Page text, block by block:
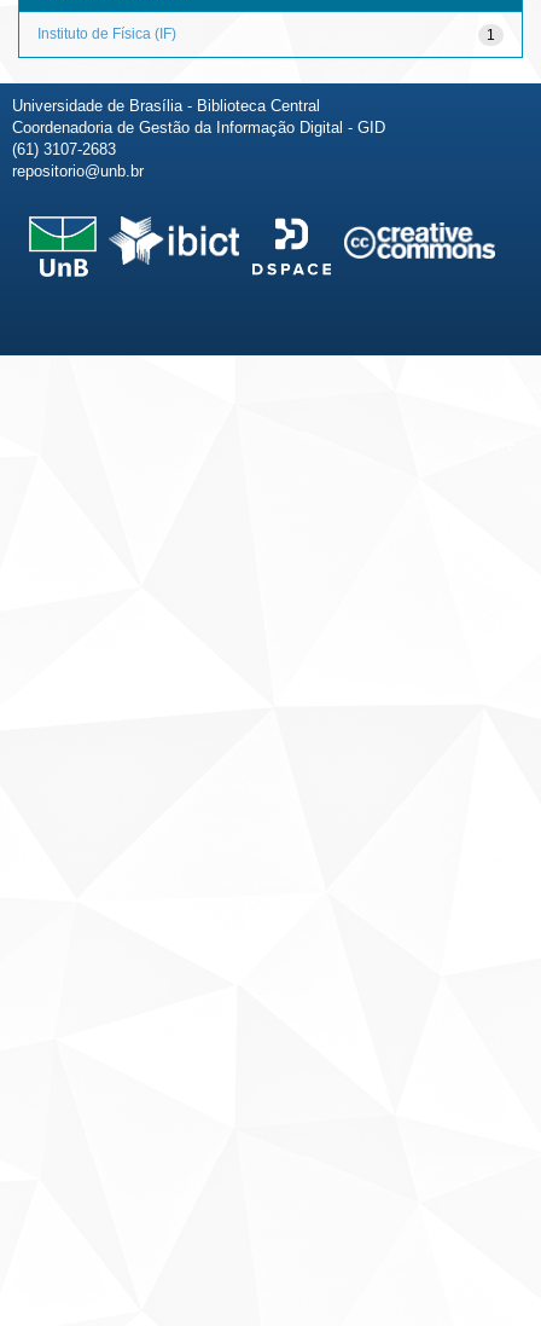
1
Instituto de Física (IF)
Universidade de Brasília - Biblioteca Central
Coordenadoria de Gestão da Informação Digital - GID
(61) 3107-2683
repositorio@unb.br